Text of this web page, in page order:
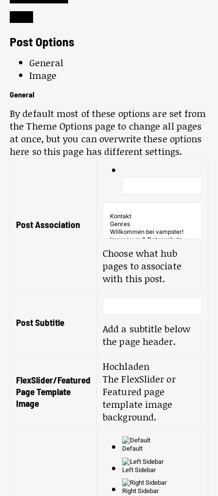
Post Options
General
Image
General
By default most of these options are set from
the Theme Options page to change all pages
at once, but you can overwrite these options
here so this page has different settings.
Post Association
Choose what hub
pages to associate
with this post.
Post Subtitle
Add a subtitle below
the page header.
FlexSlider/Featured
Page Template
Image
Hochladen
The FlexSlider or
Featured page
template image
background.
Default
Left Sidebar
Right Sidebar